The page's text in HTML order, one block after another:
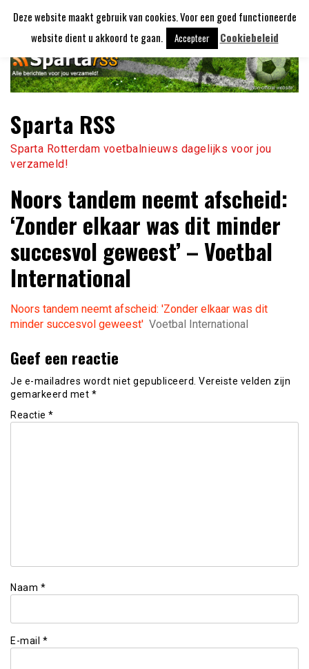
naar
Sparta RSS
Sparta Rotterdam voetbalnieuws dagelijks voor jou
verzameld!
Noors tandem neemt afscheid:
‘Zonder elkaar was dit minder
succesvol geweest’ – Voetbal
International
Noors tandem neemt afscheid: 'Zonder elkaar was dit
minder succesvol geweest' Voetbal International
Geef een reactie
Je e-mailadres wordt niet gepubliceerd. Vereiste velden zijn
gemarkeerd met *
Reactie *
Naam *
E-mail *
Deze website maakt gebruik van cookies. Voor een goed functioneerde
website dient u akkoord te gaan.
Accepteer Cookiebeleid